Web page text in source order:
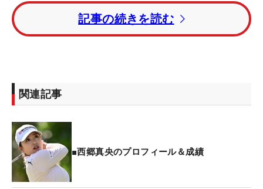
らを指導する“モリモリさん”こと森守洋氏に解説し
てもらおう。
＿＿＿＿＿＿＿＿＿＿＿＿＿＿＿＿＿＿＿＿＿
イング【連続写真】
く円弧を大きくしよう」というのが伝わってきま
す。身長に対してはトップが高く大きいのが特徴。
その大きなトップからいわゆる“シットダウン”、し
ゃがみ込みながらのダウンスイングに入り、インパ
記事の続きを読む
関連記事
■西郷真央のプロフィール＆成績